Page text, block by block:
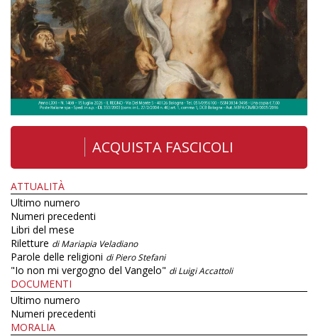
ACQUISTA FASCICOLI
ATTUALITÀ
Ultimo numero
Numeri precedenti
Libri del mese
Riletture di Mariapia Veladiano
Parole delle religioni di Piero Stefani
"Io non mi vergogno del Vangelo" di Luigi Accattoli
DOCUMENTI
Ultimo numero
Numeri precedenti
MORALIA